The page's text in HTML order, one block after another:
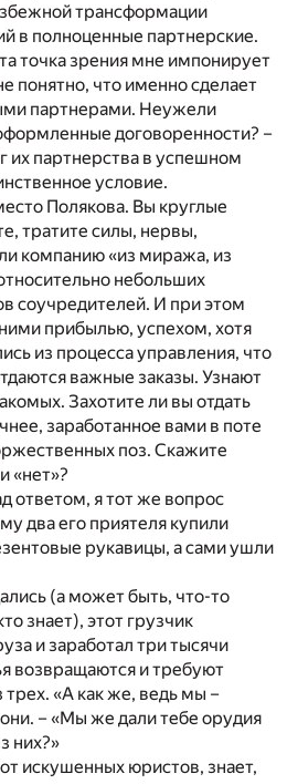
трансформации
в полноценные партнерские.
точка зрения мне импонирует
понятно, что именно сделает
партнерами. Неужели
договоренности? –
их партнерства в успешном
условие.
Полякова. Вы круглые
тратите силы, нервы,
компанию «из миража, из
небольших
соучредителей. И при этом
прибылью, успехом, хотя
из процесса управления, что
важные заказы. Узнают
Захотите ли вы отдать
заработанное вами в поте
поз. Скажите
«нет»?
ответом, я тот же вопрос
два его приятеля купили
рукавицы, а сами ушли
(а может быть, что-то
знает), этот грузчик
и заработал три тысячи
возвращаются и требуют
трех. «А как же, ведь мы –
– «Мы же дали тебе орудия
них?»
искушенных юристов, знает,